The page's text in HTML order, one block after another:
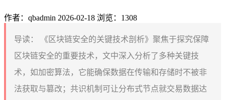
作者：qbadmin 2026-02-18 浏览：1308
导读：
《区块链安全的关键技术剖析》聚焦于探究保障
区块链安全的重要技术，文中深入分析了多种关键技
术，如加密算法，它能确保数据在传输和存储时不被非
法获取与篡改；共识机制可让分布式节点就交易数据达